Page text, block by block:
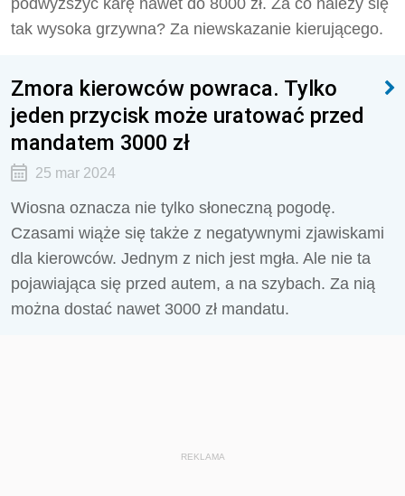
podwyższyć karę nawet do 8000 zł. Za co należy się
tak wysoka grzywna? Za niewskazanie kierującego.
Zmora kierowców powraca. Tylko
jeden przycisk może uratować przed
mandatem 3000 zł
25 mar 2024
Wiosna oznacza nie tylko słoneczną pogodę.
Czasami wiąże się także z negatywnymi zjawiskami
dla kierowców. Jednym z nich jest mgła. Ale nie ta
pojawiająca się przed autem, a na szybach. Za nią
można dostać nawet 3000 zł mandatu.
REKLAMA